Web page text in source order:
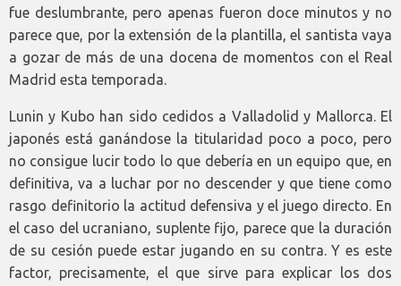
fue deslumbrante, pero apenas fueron doce minutos y no
parece que, por la extensión de la plantilla, el santista vaya
a gozar de más de una docena de momentos con el Real
Madrid esta temporada.
Lunin y Kubo han sido cedidos a Valladolid y Mallorca. El
japonés está ganándose la titularidad poco a poco, pero
no consigue lucir todo lo que debería en un equipo que, en
definitiva, va a luchar por no descender y que tiene como
rasgo definitorio la actitud defensiva y el juego directo. En
el caso del ucraniano, suplente fijo, parece que la duración
de su cesión puede estar jugando en su contra. Y es este
factor, precisamente, el que sirve para explicar los dos